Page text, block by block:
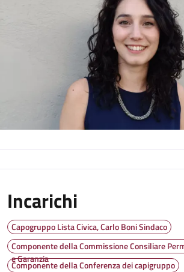
Incarichi
Capogruppo Lista Civica, Carlo Boni Sindaco
Componente della Commissione Consiliare
e Garanzia
Componente della Conferenza dei capigruppo